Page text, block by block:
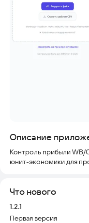
Описание
Контроль прибыли WB/
юнит-экономики для
Что нового
Версия:
1.2.1
Первая версия